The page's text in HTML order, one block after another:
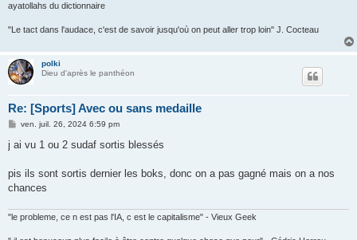
ayatollahs du dictionnaire
"Le tact dans l'audace, c'est de savoir jusqu'où on peut aller trop loin" J. Cocteau
polki
Dieu d'après le panthéon
Re: [Sports] Avec ou sans medaille
M
s
g
ven. juil. 26, 2024 6:59 pm
j ai vu 1 ou 2 sudaf sortis blessés
pis ils sont sortis dernier les boks, donc on a pas gagné mais on a nos
chances
"le probleme, ce n est pas l'IA, c est le capitalisme" - Vieux Geek